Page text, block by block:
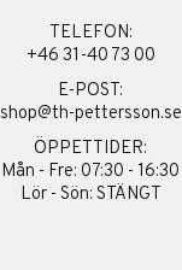
TELEFON:
+46 31-40 73 00
E-POST:
shop@th-pettersson.se
ÖPPETTIDER:
Mån - Fre: 07:30 - 16:30
Lör - Sön: STÄNGT